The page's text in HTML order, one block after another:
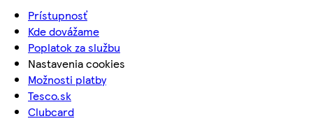
Prístupnosť
Kde dovážame
Poplatok za službu
Nastavenia cookies
Možnosti platby
Tesco.sk
Clubcard